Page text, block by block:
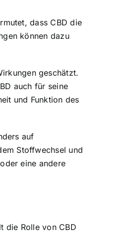
dass CBD die
können dazu
geschätzt.
auch für seine
und Funktion des
auf
Stoffwechsel und
eine andere
die Rolle von CBD